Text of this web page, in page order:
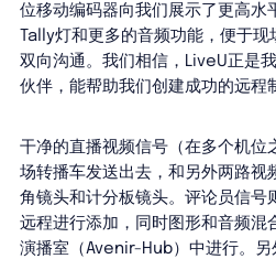
位移动编码器向我们展示了更高水
Tally灯和更多的音频功能，便于
双向沟通。我们相信，LiveU正是
伙伴，能帮助我们创建成功的远程
干净的直播视频信号（在多个机位
场转播车发送出去，和另外两路视
角镜头和计分板镜头。评论员信号
远程进行添加，同时图形和音频混
演播室（Avenir-Hub）中进行。